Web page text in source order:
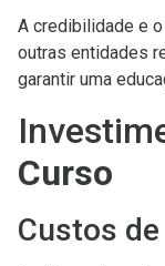
A credibilidade e
outras entidades
garantir uma
Curso
Custos